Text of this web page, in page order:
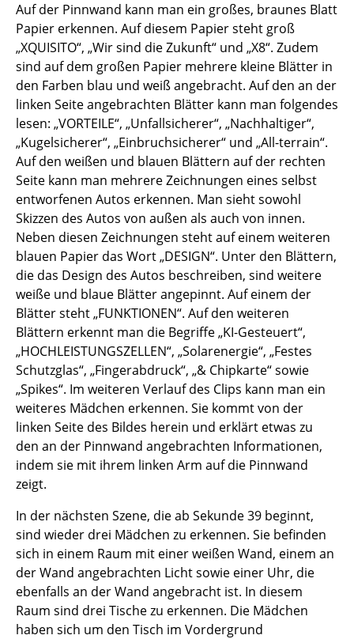
Auf der Pinnwand kann man ein großes, braunes Blatt
Papier erkennen. Auf diesem Papier steht groß
„XQUISITO“, „Wir sind die Zukunft“ und „X8“. Zudem
sind auf dem großen Papier mehrere kleine Blätter in
den Farben blau und weiß angebracht. Auf den an der
linken Seite angebrachten Blätter kann man folgendes
lesen: „VORTEILE“, „Unfallsicherer“, „Nachhaltiger“,
„Kugelsicherer“, „Einbruchsicherer“ und „All-terrain“.
Auf den weißen und blauen Blättern auf der rechten
Seite kann man mehrere Zeichnungen eines selbst
entworfenen Autos erkennen. Man sieht sowohl
Skizzen des Autos von außen als auch von innen.
Neben diesen Zeichnungen steht auf einem weiteren
blauen Papier das Wort „DESIGN“. Unter den Blättern,
die das Design des Autos beschreiben, sind weitere
weiße und blaue Blätter angepinnt. Auf einem der
Blätter steht „FUNKTIONEN“. Auf den weiteren
Blättern erkennt man die Begriffe „KI-Gesteuert“,
„HOCHLEISTUNGSZELLEN“, „Solarenergie“, „Festes
Schutzglas“, „Fingerabdruck“, „& Chipkarte“ sowie
„Spikes“. Im weiteren Verlauf des Clips kann man ein
weiteres Mädchen erkennen. Sie kommt von der
linken Seite des Bildes herein und erklärt etwas zu
den an der Pinnwand angebrachten Informationen,
indem sie mit ihrem linken Arm auf die Pinnwand
zeigt.
In der nächsten Szene, die ab Sekunde 39 beginnt,
sind wieder drei Mädchen zu erkennen. Sie befinden
sich in einem Raum mit einer weißen Wand, einem an
der Wand angebrachten Licht sowie einer Uhr, die
ebenfalls an der Wand angebracht ist. In diesem
Raum sind drei Tische zu erkennen. Die Mädchen
haben sich um den Tisch im Vordergrund